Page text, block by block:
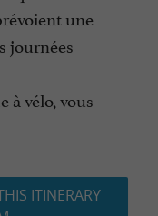
une
journées
à vélo, vous
ITINERARY